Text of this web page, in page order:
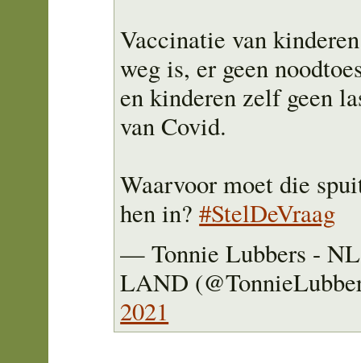
Vaccinatie van
weg is, er geen
en kinderen zelf geen
van Covid.
Waarvoor moet die
hen in?#StelDeVraag
— Tonnie Lubbers -
LAND
2021